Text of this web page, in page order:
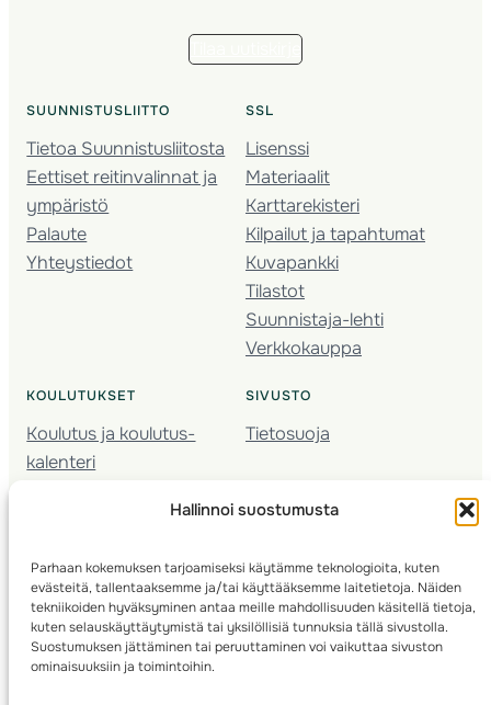
Hallinnoi suostumusta
Parhaan kokemuksen tarjoamiseksi käytämme teknologioita, kuten
evästeitä, tallentaaksemme ja/tai käyttääksemme laitetietoja. Näiden
tekniikoiden hyväksyminen antaa meille mahdollisuuden käsitellä tietoja,
kuten selauskäyttäytymistä tai yksilöllisiä tunnuksia tällä sivustolla.
Suostumuksen jättäminen tai peruuttaminen voi vaikuttaa sivuston
ominaisuuksiin ja toimintoihin.
SUUNNISTUSLIITTO
Tietoa Suunnistusliitosta
Eettiset reitinvalinnat ja
ympäristö
Palaute
Yhteystiedot
SSL
Lisenssi
Materiaalit
Karttarekisteri
Kilpailut ja tapahtumat
Kuvapankki
Tilastot
Suunnistaja-lehti
Verkkokauppa
KOULUTUKSET
Koulutus ja koulutus­
kalenteri
Seura­kehittäminen
Kartoitus
Ratamestari
SIVUSTO
Tietosuoja
© 2025 ·Suomen Suunnistusliitto· Valimotie 10, 00380 Helsinki, Finland